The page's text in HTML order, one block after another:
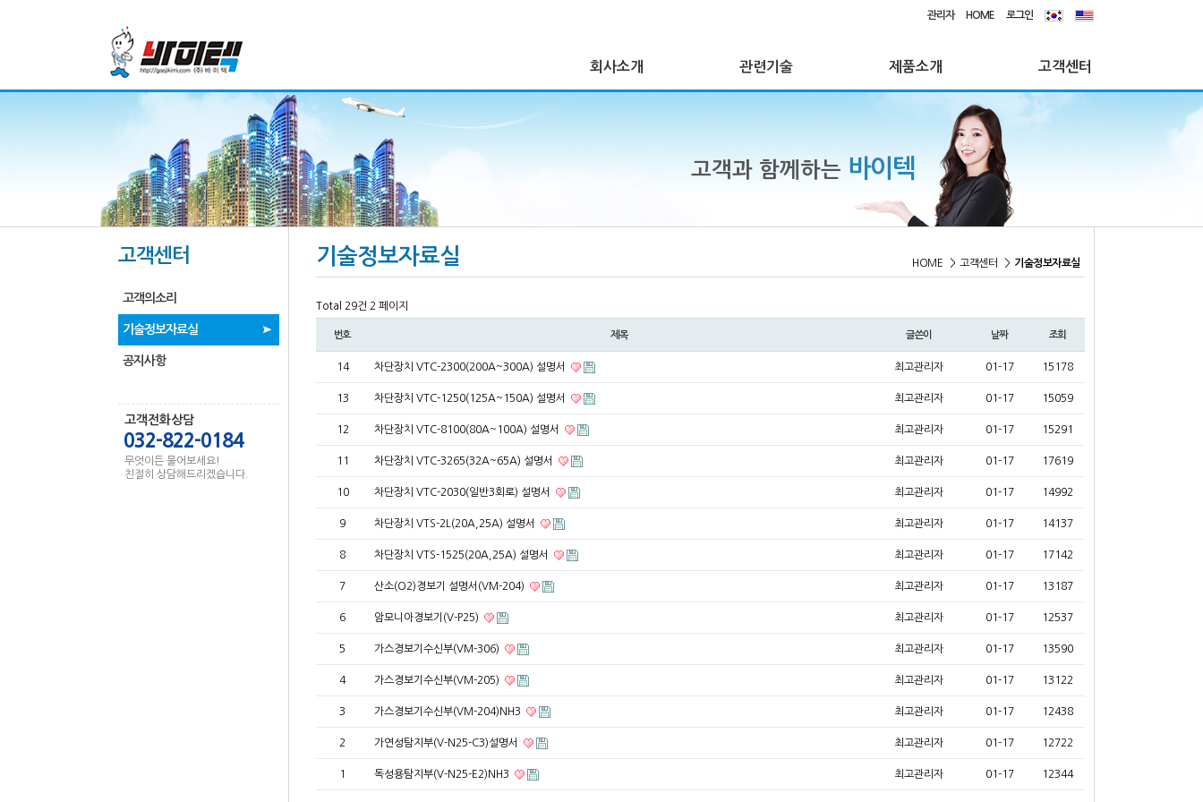
회사소개 관련기술 제품소개 고객센터
관리자 HOME 로그인
고객과 함께하는 바이텍
고객센터
고객의소리
기술정보자료실
공지사항
고객전화상담
032-822-0184
무엇이든 물어보세요!
친절히 상담해드리겠습니다.
HOME > 고객센터 > 기술정보자료실
기술정보자료실
Total 29건 2 페이지
번호 제목 글쓴이 날짜 조회
14 차단장치 VTC-2300(200A~300A) 설명서 최고관리자 01-17 15178
13 차단장치 VTC-1250(125A~150A) 설명서 최고관리자 01-17 15059
12 차단장치 VTC-8100(80A~100A) 설명서 최고관리자 01-17 15291
11 차단장치 VTC-3265(32A~65A) 설명서 최고관리자 01-17 17619
10 차단장치 VTC-2030(일반3회로) 설명서 최고관리자 01-17 14992
9 차단장치 VTS-2L(20A,25A) 설명서 최고관리자 01-17 14137
8 차단장치 VTS-1525(20A,25A) 설명서 최고관리자 01-17 17142
7 산소(O2)경보기 설명서(VM-204) 최고관리자 01-17 13187
6 암모니아경보기(V-P25) 최고관리자 01-17 12537
5 가스경보기수신부(VM-306) 최고관리자 01-17 13590
4 가스경보기수신부(VM-205) 최고관리자 01-17 13122
3 가스경보기수신부(VM-204)NH3 최고관리자 01-17 12438
2 가연성탐지부(V-N25-C3)설명서 최고관리자 01-17 12722
1 독성용탐지부(V-N25-E2)NH3 최고관리자 01-17 12344